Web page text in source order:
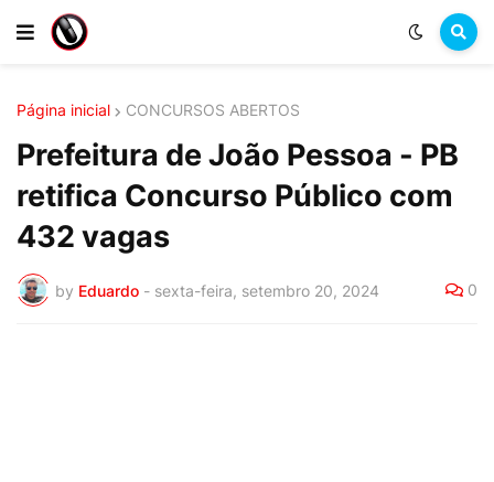
Página inicial CONCURSOS ABERTOS
Prefeitura de João Pessoa - PB
retifica Concurso Público com
432 vagas
by Eduardo - sexta-feira, setembro 20, 2024 0